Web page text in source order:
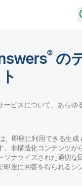
る理由
パートナーとの
とデータ分析の価値を最大化
AI
データ品質の価格
プランで、信頼できるデー
進します。
セミナー
® の
ービスについて、あらゆ
、即座に利用できる生成
。非構造化コンテンツか
ソナライズされた適切な
即座に回答を得られるシ